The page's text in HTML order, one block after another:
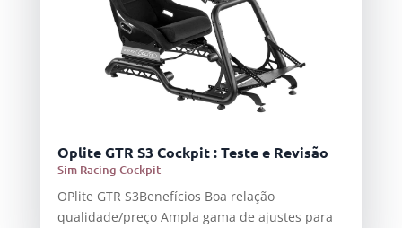
Oplite GTR S3 Cockpit : Teste e Revisão
Sim Racing Cockpit
OPlite GTR S3Benefícios Boa relação
qualidade/preço Ampla gama de ajustes para